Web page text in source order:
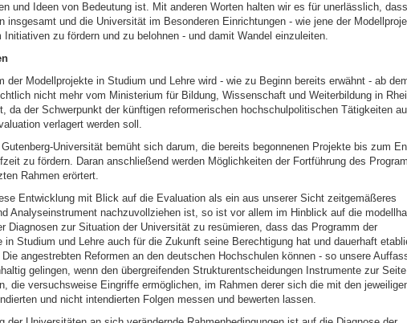
und Ideen von Bedeutung ist. Mit anderen Worten halten wir es für unerlässlich, dass
insgesamt und die Universität im Besonderen Einrichtungen - wie jene der
Initiativen zu fördern und zu belohnen - und damit Wandel einzuleiten.
der Modellprojekte in Studium und Lehre wird - wie zu Beginn bereits erwähnt - ab
nicht mehr vom Ministerium für Bildung, Wissenschaft und Weiterbildung in
da der Schwerpunkt der künftigen reformerischen hochschulpolitischen Tätigkeiten
verlagert werden soll.
Universität bemüht sich darum, die bereits begonnenen Projekte bis zum
zu fördern. Daran anschließend werden Möglichkeiten der Fortführung des
Rahmen erörtert.
Entwicklung mit Blick auf die Evaluation als ein aus unserer Sicht zeitgemäßeres
Analyseinstrument nachzuvollziehen ist, so ist vor allem im Hinblick auf die
Diagnosen zur Situation der Universität zu resümieren, dass das Programm der
in Studium und Lehre auch für die Zukunft seine Berechtigung hat und dauerhaft
angestrebten Reformen an den deutschen Hochschulen können - so unsere
gelingen, wenn den übergreifenden Strukturentscheidungen Instrumente zur Seite
die versuchsweise Eingriffe ermöglichen, im Rahmen derer sich die mit den
und nicht intendierten Folgen messen und bewerten lassen.